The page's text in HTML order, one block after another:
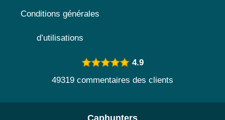
Conditions générales
d’utilisations
4.9
49319 commentaires des clients